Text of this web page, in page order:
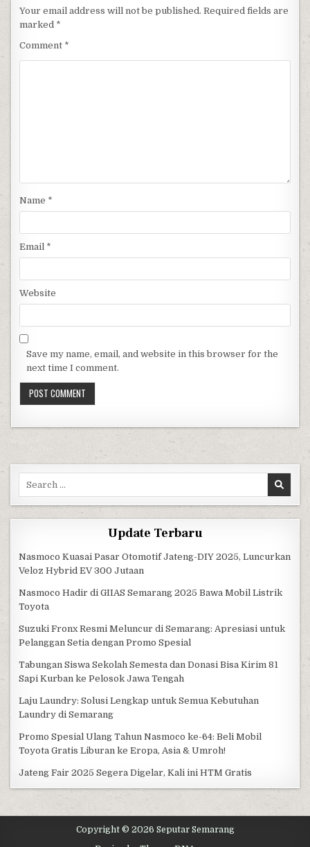
Your email address will not be published. Required fields are
marked *
Comment *
Name *
Email *
Website
Save my name, email, and website in this browser for the
next time I comment.
Update Terbaru
Nasmoco Kuasai Pasar Otomotif Jateng-DIY 2025, Luncurkan
Veloz Hybrid EV 300 Jutaan
Nasmoco Hadir di GIIAS Semarang 2025 Bawa Mobil Listrik
Toyota
Suzuki Fronx Resmi Meluncur di Semarang: Apresiasi untuk
Pelanggan Setia dengan Promo Spesial
Tabungan Siswa Sekolah Semesta dan Donasi Bisa Kirim 81
Sapi Kurban ke Pelosok Jawa Tengah
Laju Laundry: Solusi Lengkap untuk Semua Kebutuhan
Laundry di Semarang
Promo Spesial Ulang Tahun Nasmoco ke-64: Beli Mobil
Toyota Gratis Liburan ke Eropa, Asia & Umroh!
Jateng Fair 2025 Segera Digelar, Kali ini HTM Gratis
Copyright © 2026 Seputar Semarang